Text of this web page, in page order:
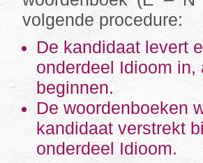
volgende procedure:
De kandidaat levert
onderdeel Idioom
beginnen.
De woordenboeken
kandidaat verstrekt
onderdeel Idioom.